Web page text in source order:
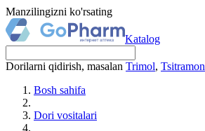
Manzilingizni ko'rsating
Katalog
Dorilarni qidirish, masalan Trimol, Tsitramon
Bosh sahifa
Dori vositalari